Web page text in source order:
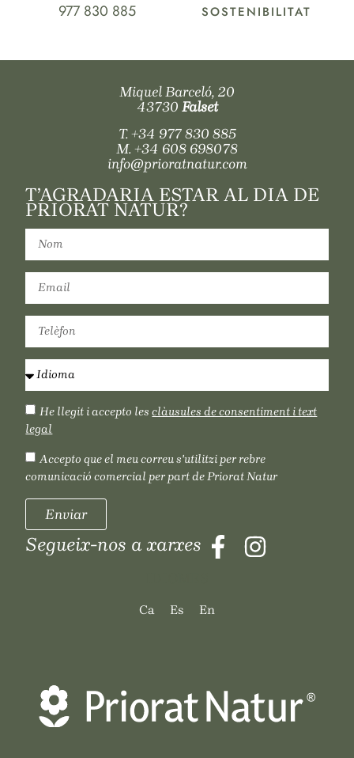
977 830 885 SOSTENIBILITAT
Miquel Barceló, 20
43730 Falset
T.+34 977 830 885
M. +34 608 698078
info@prioratnatur.com
T’AGRADARIA ESTAR AL DIA DE
PRIORAT NATUR?
He llegit i accepto lesclàusules de consentiment i text
legal
Accepto que el meu correu s'utilitzi per rebre
comunicació comercial per part de Priorat Natur
Enviar
Segueix-nos a xarxes
Ca Es En